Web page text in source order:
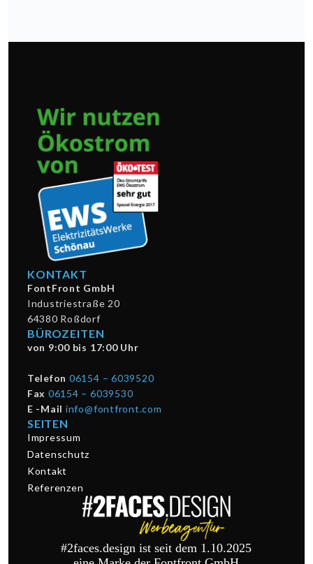
KONTAKT
FontFront GmbH
Industriestraße 20
64380 Roßdorf
BÜROZEITEN
von 9:00 bis 17:00 Uhr
Telefon 06154 – 6039520
Fax 06154 – 6039530
E -Mail info@fontfront.com
SEITEN
Impressum
Datenschutz
Kontakt
Referenzen
#2faces.design ist seit dem 1.10.2025